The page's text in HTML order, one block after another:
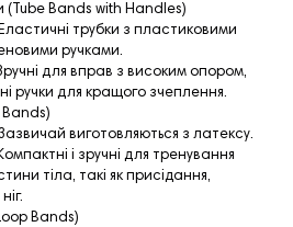
(Tube Bands with Handles)
трубки з пластиковими
ручками.
для вправ з високим опором,
ручки для кращого зчеплення.
Bands)
виготовляються з латексу.
і зручні для тренування
тіла, такі як присідання,
Bands)